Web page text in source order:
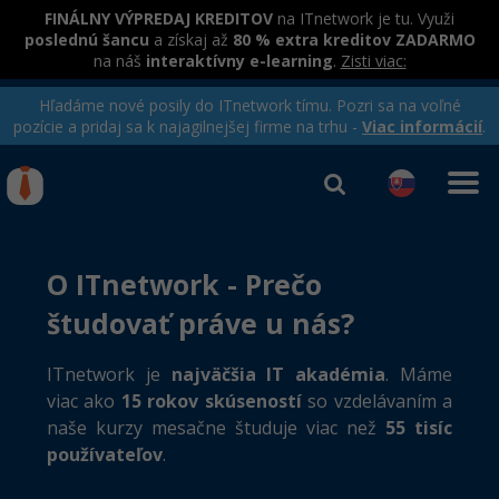
FINÁLNY VÝPREDAJ KREDITOV na ITnetwork je tu. Využi
poslednú šancu a získaj až 80 % extra kreditov ZADARMO
na náš interaktívny e-learning. Zisti viac:
Hľadáme nové posily do ITnetwork tímu. Pozri sa na voľné
pozície a pridaj sa k najagilnejšej firme na trhu - Viac informácií.
Rekvalifikačné kurzy
hradené úradom práce
IT e-learning
Kurzy programovania
Ako začať?
Java -80%
Kurzy e-commerce
Testovanie softvéru
Kurzy dizajnu
Príbehy absolventov
Blog
Médiá
Kariéra
Prihlásiť sa Registrovať
O ITnetwork - Prečo
študovať práve u nás?
ITnetwork je najväčšia IT akadémia. Máme
viac ako 15 rokov skúsenostíso vzdelávaním a
naše kurzy mesačne študuje viac než 55 tisíc
používateľov.